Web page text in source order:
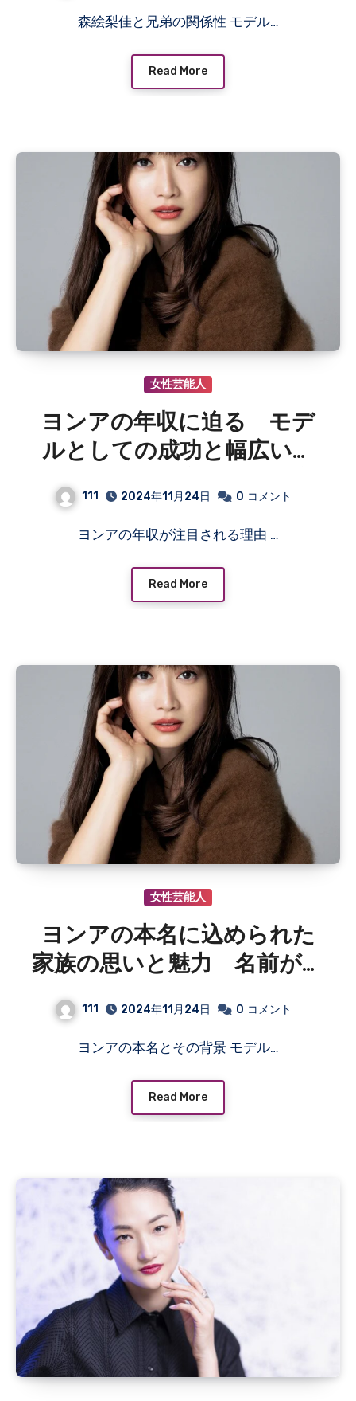
森絵梨佳と兄弟の関係性 モデル…
Read More
女性芸能人
ヨンアの年収に迫る モデ
ルとしての成功と幅広い活
動がもたらす高収入の秘密
111 2024年11月24日 0 コメント
ヨンアの年収が注目される理由 …
Read More
女性芸能人
ヨンアの本名に込められた
家族の思いと魅力 名前が形
作る国際的な個性と親しみ
やすさ
111 2024年11月24日 0 コメント
ヨンアの本名とその背景 モデル…
Read More